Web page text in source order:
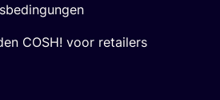
COSH! voor retailers